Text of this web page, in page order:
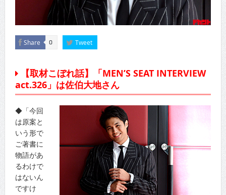
Share 0 Tweet
【取材こぼれ話】「MEN’S SEAT INTERVIEW
act.326」は佐伯大地さん
◆「今回
は原案と
いう形で
ご著書に
物語があ
るわけで
はないん
ですけ